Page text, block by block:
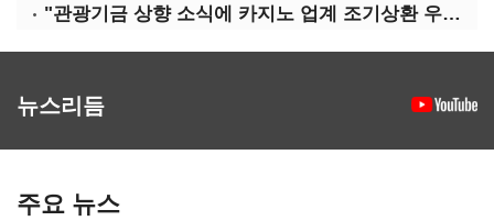
"관광기금 상향 소식에 카지노 업계 조기상환 우려"
뉴스리듬
주요 뉴스